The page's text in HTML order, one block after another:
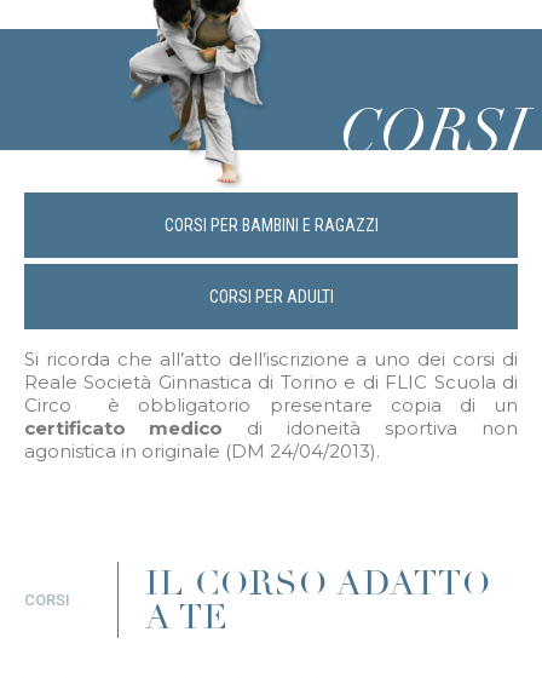
CORSI
CORSI PER BAMBINI E RAGAZZI
CORSI PER ADULTI
Si ricorda che all’atto dell’iscrizione a uno dei corsi di
Reale Società Ginnastica di Torino e di FLIC Scuola di
Circo è obbligatorio presentare copia di un
certificato medico di idoneità sportiva non
agonistica in originale (DM 24/04/2013).
CORSI
IL CORSO ADATTO
A TE